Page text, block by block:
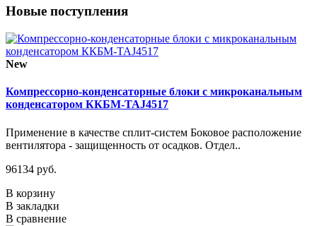
Новые поступления
New
Компрессорно-конденсаторные блоки с микроканальным
конденсатором ККБМ-TAJ4517
Применение в качестве сплит-систем Боковое расположение
вентилятора - защищенность от осадков. Отдел..
96134 руб.
В корзину
В закладки
В сравнение